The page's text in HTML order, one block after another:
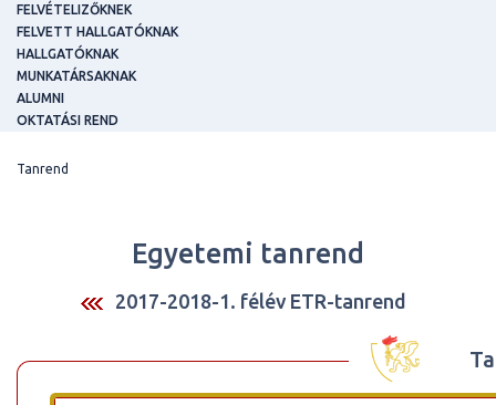
FELVÉTELIZŐKNEK
FELVETT HALLGATÓKNAK
HALLGATÓKNAK
MUNKATÁRSAKNAK
ALUMNI
OKTATÁSI REND
Tanrend
Egyetemi tanrend
2017-2018-1. félév ETR-tanrend